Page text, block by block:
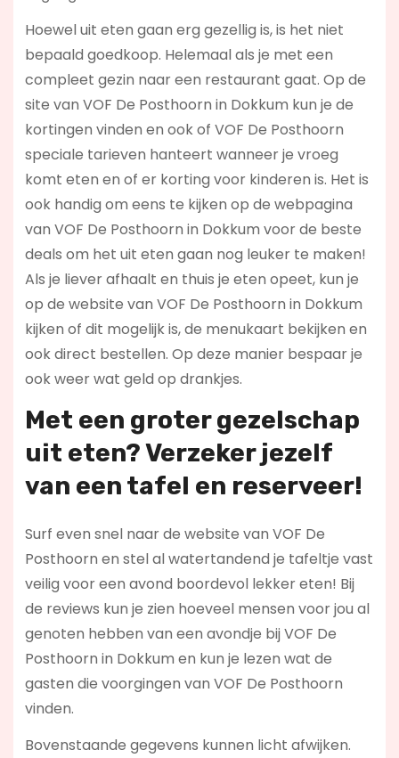
Hoewel uit eten gaan erg gezellig is, is het niet
bepaald goedkoop. Helemaal als je met een
compleet gezin naar een restaurant gaat. Op de
site van VOF De Posthoorn in Dokkum kun je de
kortingen vinden en ook of VOF De Posthoorn
speciale tarieven hanteert wanneer je vroeg
komt eten en of er korting voor kinderen is. Het is
ook handig om eens te kijken op de webpagina
van VOF De Posthoorn in Dokkum voor de beste
deals om het uit eten gaan nog leuker te maken!
Als je liever afhaalt en thuis je eten opeet, kun je
op de website van VOF De Posthoorn in Dokkum
kijken of dit mogelijk is, de menukaart bekijken en
ook direct bestellen. Op deze manier bespaar je
ook weer wat geld op drankjes.
Met een groter gezelschap
uit eten? Verzeker jezelf
van een tafel en reserveer!
Surf even snel naar de website van VOF De
Posthoorn en stel al watertandend je tafeltje vast
veilig voor een avond boordevol lekker eten! Bij
de reviews kun je zien hoeveel mensen voor jou al
genoten hebben van een avondje bij VOF De
Posthoorn in Dokkum en kun je lezen wat de
gasten die voorgingen van VOF De Posthoorn
vinden.
Bovenstaande gegevens kunnen licht afwijken.